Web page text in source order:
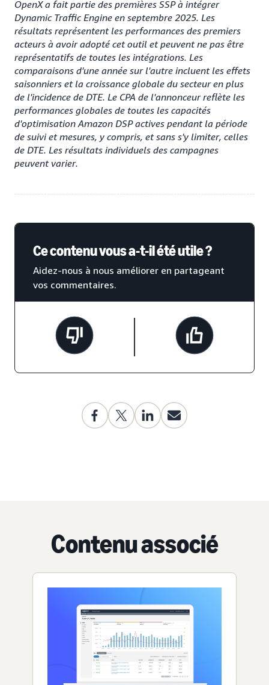
OpenX a fait partie des premières SSP à intégrer
Dynamic Traffic Engine en septembre 2025. Les
résultats représentent les performances des premiers
acteurs à avoir adopté cet outil et peuvent ne pas être
représentatifs de toutes les intégrations. Les
comparaisons d'une année sur l'autre incluent les effets
saisonniers et la croissance globale du secteur en plus
de l'incidence de DTE. Le CPA de l'annonceur reflète les
performances globales de toutes les capacités
d'optimisation Amazon DSP actives pendant la période
de suivi et mesures, y compris, et sans s'y limiter, celles
de DTE. Les résultats individuels des campagnes
peuvent varier.
Ce contenu vous a-t-il été utile ?
Aidez-nous à nous améliorer en partageant
vos commentaires.
Contenu associé